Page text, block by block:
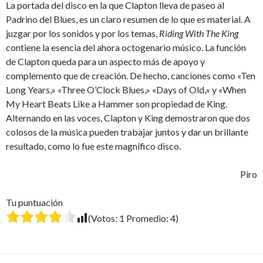
La portada del disco en la que Clapton lleva de paseo al
Padrino del Blues, es un claro resumen de lo que es material. A
juzgar por los sonidos y por los temas, Riding With The King
contiene la esencia del ahora octogenario músico. La función
de Clapton queda para un aspecto más de apoyo y
complemento que de creación. De hecho, canciones como «Ten
Long Years,» «Three O’Clock Blues,» «Days of Old,» y «When
My Heart Beats Like a Hammer son propiedad de King.
Alternando en las voces, Clapton y King demostraron que dos
colosos de la música pueden trabajar juntos y dar un brillante
resultado, como lo fue este magnífico disco.
Piro
Tu puntuación
(Votos: 1 Promedio: 4)